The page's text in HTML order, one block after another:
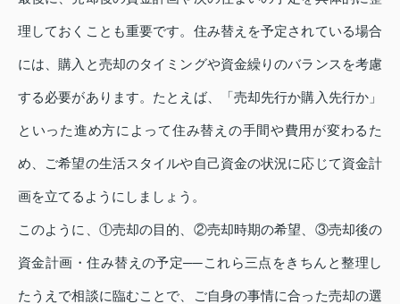
理しておくことも重要です。住み替えを予定されている場合
には、購入と売却のタイミングや資金繰りのバランスを考慮
する必要があります。たとえば、「売却先行か購入先行か」
といった進め方によって住み替えの手間や費用が変わるた
め、ご希望の生活スタイルや自己資金の状況に応じて資金計
画を立てるようにしましょう。
このように、①売却の目的、②売却時期の希望、③売却後の
資金計画・住み替えの予定──これら三点をきちんと整理し
たうえで相談に臨むことで、ご自身の事情に合った売却の選